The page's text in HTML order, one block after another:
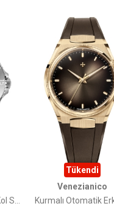
Tükendi
Venezianico